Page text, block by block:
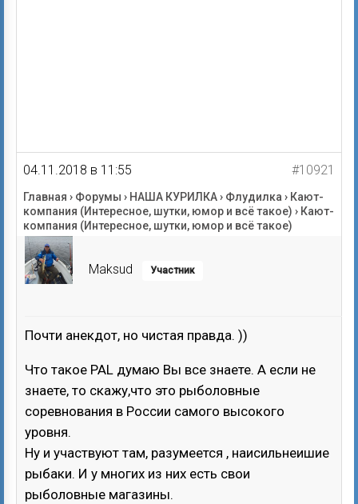
04.11.2018 в 11:55 #10921
Главная › Форумы › НАША КУРИЛКА› Флудилка› Кают-
компания (Интересное, шутки, юмор и всё такое) › Кают-
компания (Интересное, шутки, юмор и всё такое)
Maksud Участник
Почти анекдот, но чистая правда. ))
Что такое PAL думаю Вы все знаете. А если не
знаете, то скажу,что это рыболовные
соревнования в России самого высокого
уровня.
Ну и участвуют там, разумеется , наисильнеишие
рыбаки. И у многих из них есть свои
рыболовные магазины.